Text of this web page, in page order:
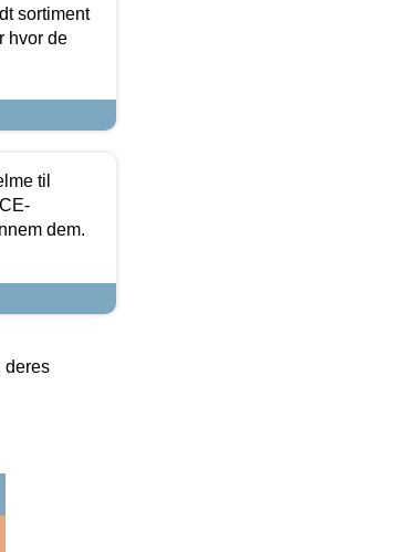
sortiment
hvor de
til
dem.
deres